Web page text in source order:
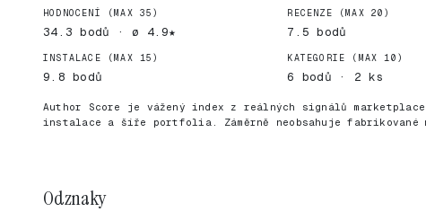
HODNOCENÍ (MAX 35)
34.3 bodů · ø 4.9★
RECENZE (MAX 20)
7.5 bodů
INSTALACE (MAX 15)
9.8 bodů
KATEGORIE (MAX 10)
6 bodů · 2 ks
Author Score je vážený index z reálných signálů
instalace a šíře portfolia. Záměrně neobsahuje fabrikované
Odznaky